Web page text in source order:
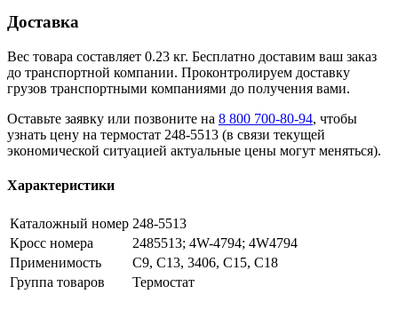
Доставка
Вес товара составляет 0.23 кг. Бесплатно доставим ваш заказ
до транспортной компании. Проконтролируем доставку
грузов транспортными компаниями до получения вами.
Оставьте заявку или позвоните на 8 800 700-80-94, чтобы
узнать цену на термостат 248-5513 (в связи текущей
экономической ситуацией актуальные цены могут меняться).
Характеристики
Каталожный номер 248-5513
Кросс номера
2485513; 4W-4794; 4W4794
Применимость
C9, C13, 3406, C15, C18
Группа товаров
Термостат